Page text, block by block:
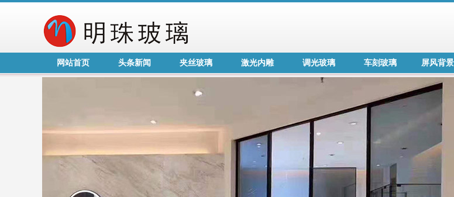
网站首页 头条新闻 夹丝玻璃 激光内雕 调光玻璃 车刻玻璃 屏风背